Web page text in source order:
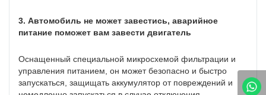
3. Автомобиль не может завестись, аварийное
питание поможет вам завести двигатель
Оснащенный специальной микросхемой фильтрации и
управления питанием, он может безопасно и быстро
запускаться, защищать аккумулятор от повреждений и